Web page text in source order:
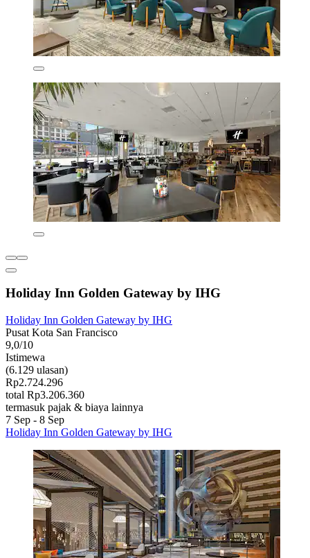
Holiday Inn Golden Gateway by IHG
Holiday Inn Golden Gateway by IHG
Pusat Kota San Francisco
9,0/10
Istimewa
(6.129 ulasan)
Rp2.724.296
total Rp3.206.360
termasuk pajak & biaya lainnya
7 Sep - 8 Sep
Holiday Inn Golden Gateway by IHG